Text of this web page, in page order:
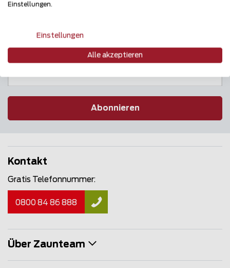
Newsletter
Abonnieren
Kontakt
Gratis Telefonnummer:
0800 84 86 888
Über Zaunteam
Einstellungen.
Einstellungen
Alle akzeptieren